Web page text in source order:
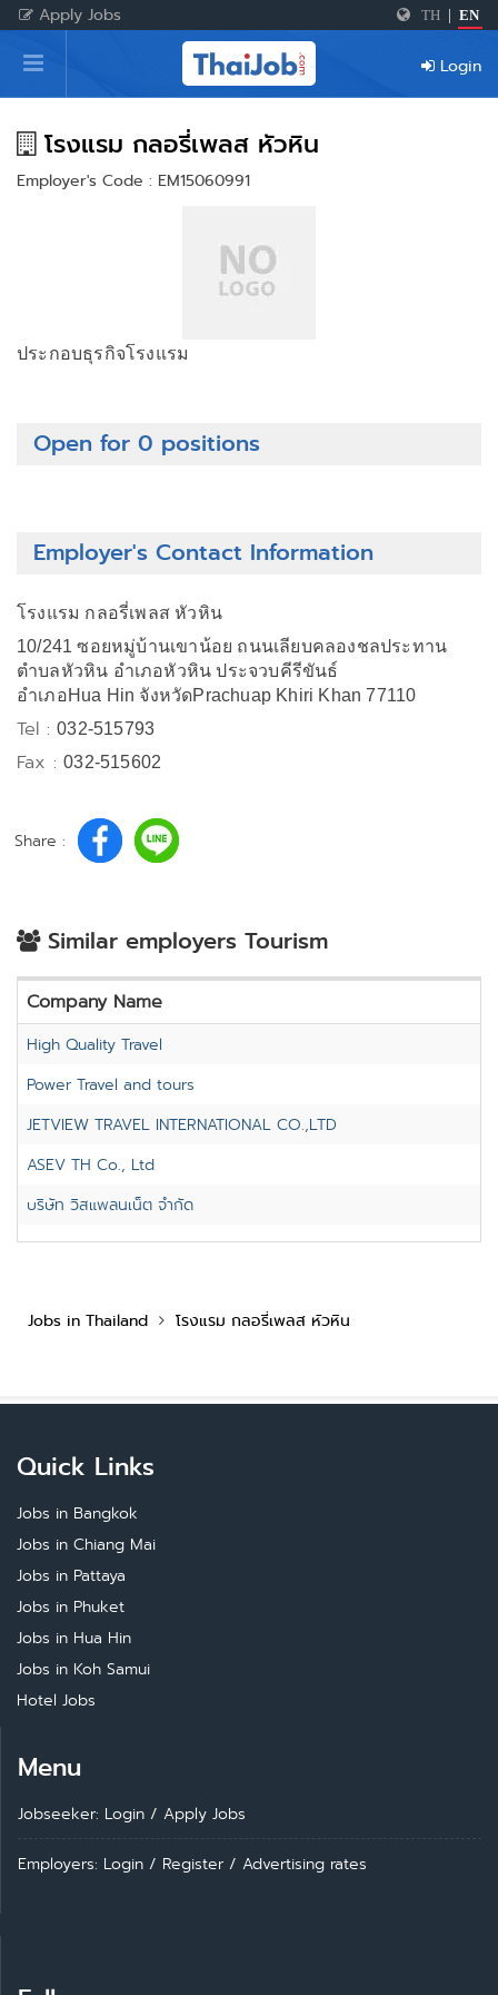
Apply Jobs TH EN
Home
Login
Register
Login
โรงแรม กลอรี่เพลส หัวหิน
Employer's Code : EM15060991
ประกอบธุรกิจโรงแรม
Open for 0 positions
Employer's Contact Information
โรงแรม กลอรี่เพลส หัวหิน
10/241 ซอยหมู่บ้านเขาน้อย ถนนเลียบคลองชลประทาน
ตำบลหัวหิน อำเภอหัวหิน ประจวบคีรีขันธ์
อำเภอHua Hin จังหวัดPrachuap Khiri Khan 77110
Tel :032-515793
Fax :032-515602
Share :
Similar employers Tourism
Company Name
High Quality Travel
Power Travel and tours
JETVIEW TRAVEL INTERNATIONAL CO.,LTD
ASEV TH Co., Ltd
บริษัท วิสแพลนเน็ต จำกัด
Jobs in Thailand โรงแรม กลอรี่เพลส หัวหิน
Quick Links
Jobs in Bangkok
Jobs in Chiang Mai
Jobs in Pattaya
Jobs in Phuket
Jobs in Hua Hin
Jobs in Koh Samui
Hotel Jobs
Menu
Jobseeker: Login / Apply Jobs
Employers: Login / Register / Advertising rates